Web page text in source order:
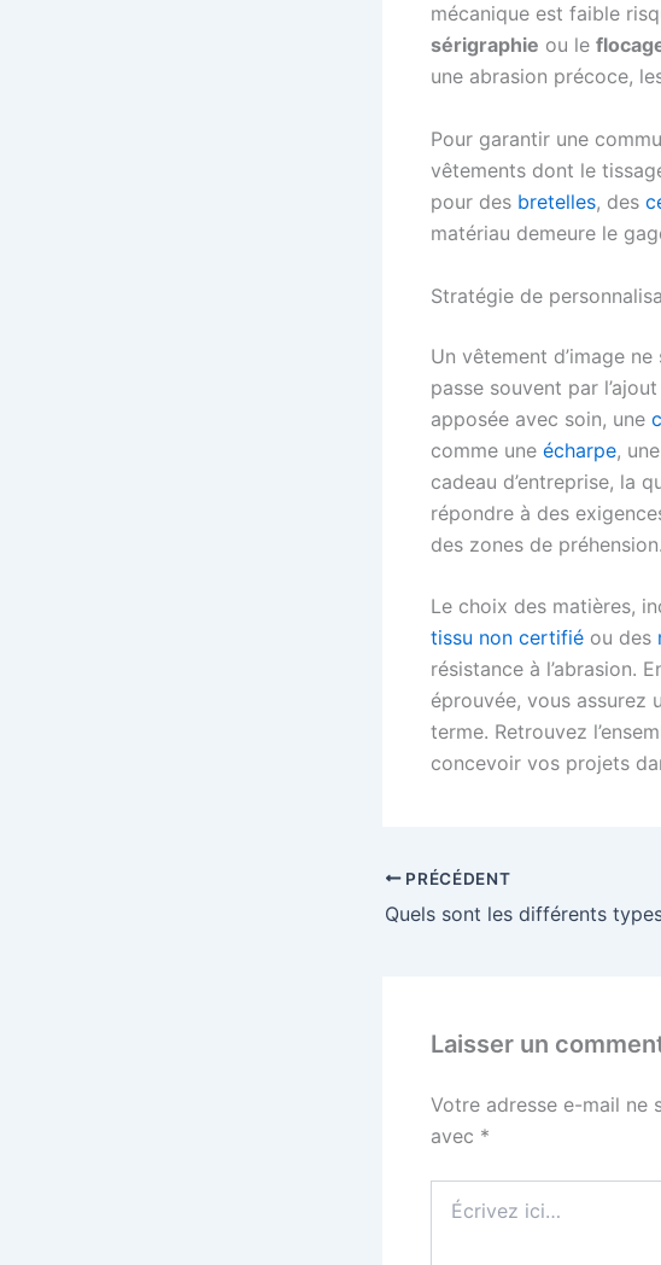
mécanique est faible
sérigraphie ou le
une abrasion précoce,
Pour garantir une
vêtements dont le
pour des bretelles, des
matériau demeure le
Stratégie de
Un vêtement d’image
passe souvent par
apposée avec soin, une
comme une écharpe, une
cadeau d’entreprise, la
répondre à des
des zones de préhension.
Le choix des matières,
tissu non certifié ou des
résistance à l’abrasion.
éprouvée, vous assurez
terme. Retrouvez
concevoir vos projets
PRÉCÉDENT
Laisser un
Votre adresse e-mail ne
avec *
ici…